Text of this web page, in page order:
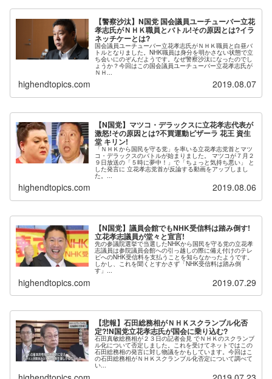
【警察沙汰】N国党 国会議員ユーチューバー立花
孝志氏がＮＨＫ職員とバトル!その原因とは?イラ
ネッチケーとは?
国会議員ユーチューバー立花孝志氏がＮＨＫ職員と白昼バ
トルとなりました。NHK職員は身分を明かさない状態で立
ち会いにのぞんだようです。なぜ警察沙汰になったのでし
ょうか？今回はこの国会議員ユーチューバー立花孝志氏が
ＮＨ...
highendtopics.com 2019.08.07
【N国党】マツコ・デラックスに立花孝志代表が
激怒!その原因とは?不買運動ピザーラ 花王 資生
堂 キリン!
「ＮＨＫから国民を守る党」を率いる立花孝志党首とマツ
コ・デラックスのバトルが始まりました。 マツコが７月２
９日放送の「５時に夢中！」で「ちょっと気持ち悪い」 と
した発言に 立花孝志党首が反論する動画をアップしまし
た。...
highendtopics.com 2019.08.06
【N国党】議員会館でもNHK受信料は踏み倒す!
立花孝志議員が堂々と宣言!
先の参議院選挙で当選したNHKから国民を守る党の立花孝
志議員は参院議員会館への引っ越しの際に備え付けのテレ
ビへのNHK受信料を支払うことを知らなかったようです。
しかし、これを聞くとすかさず「NHK受信料は踏み倒
す」...
highendtopics.com 2019.07.29
【悲報】石田総務相がＮＨＫスクランブル化否
定?!N国党立花孝志氏が国会に乗り込む?
石田真敏総務相が２３日の記者会見 でＮＨＫのスクランブ
ル化について否定しました。これを受けてネットではこの
石田総務相の発言に対し物議をかもしています。今回はこ
の石田総務相がＮＨＫスクランブル化否定について調べて
い...